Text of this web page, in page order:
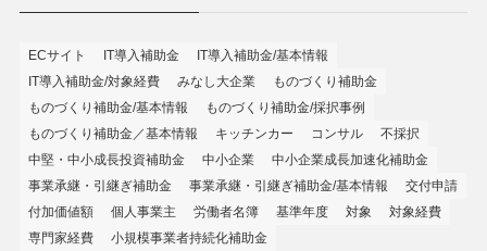
ECサイト IT導入補助金
IT導入補助金/基本情報
IT導入補助金/対象経費
みなし大企業
ものづくり補助金
ものづくり補助金/基本情報
ものづくり補助金/採択事例
ものづくり補助金／基本情報
キッチンカー コンサル
不採択
中堅・中小成長投資補助金
中小企業
中小企業成長加速化補助金
事業承継・引継ぎ補助金
事業承継・引継ぎ補助金/基本情報
交付申請
付加価値額
個人事業主 労働者名簿 基準年度 対象
対象経費
専門家経費
小規模事業者持続化補助金